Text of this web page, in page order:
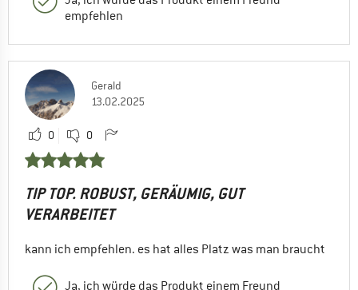
empfehlen
Gerald
13.02.2025
0 0
TIP TOP. ROBUST, GERÄUMIG, GUT
VERARBEITET
kann ich empfehlen. es hat alles Platz was man braucht
Ja, ich würde das Produkt einem Freund